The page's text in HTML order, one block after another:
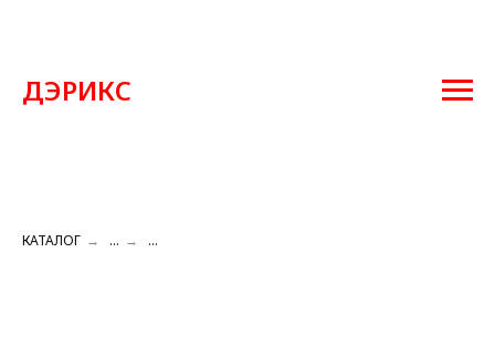
ДЭРИКС
КАТАЛОГ → ... → ...